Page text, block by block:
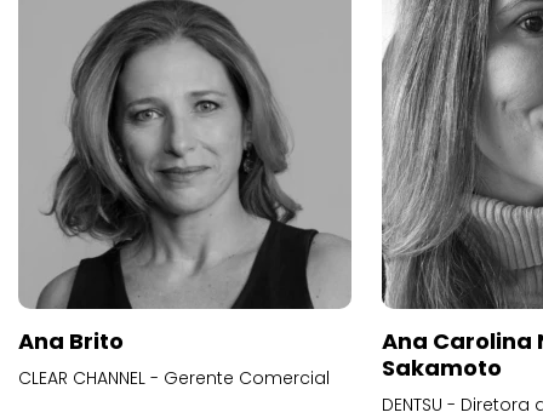
Ana Brito
CLEAR CHANNEL - Gerente Comercial
Ana Carolina
Sakamoto
DENTSU -